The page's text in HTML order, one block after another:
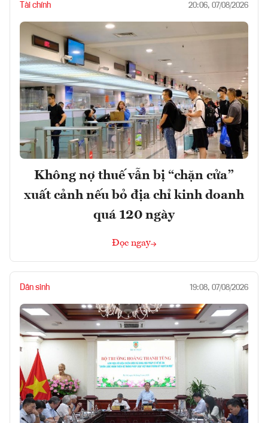
Tài chính 20:06, 07/08/2026
Không nợ thuế vẫn bị “chặn cửa”
xuất cảnh nếu bỏ địa chỉ kinh doanh
quá 120 ngày
Đọc ngay
Dân sinh 19:08, 07/08/2026